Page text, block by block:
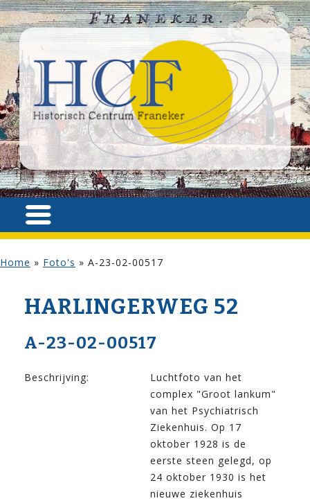
Home » Foto's » A-23-02-00517
HARLINGERWEG 52
A-23-02-00517
Beschrijving:
Luchtfoto van het
complex "Groot lankum"
van het Psychiatrisch
Ziekenhuis. Op 17
oktober 1928 is de
eerste steen gelegd, op
24 oktober 1930 is het
nieuwe ziekenhuis